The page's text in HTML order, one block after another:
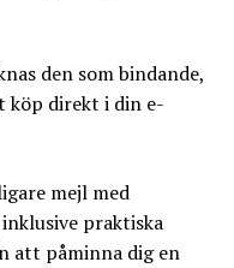
den som bindande,
köp direkt i din e-
mejl med
praktiska
att påminna dig en